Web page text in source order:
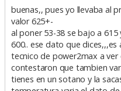
n
s
a
j
e
buenas,, pues yo llevaba al
valor 625+-
al poner 53-38 se bajo a
600.. ese dato que
tecnico de power2max a ver
contestaron que tambien
tienes en un sotano y la